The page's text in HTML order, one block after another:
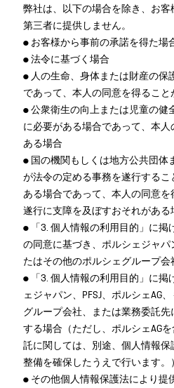
弊社は、以下の場合を除き、お
第三者に提供しません。
● お客様から事前の承諾を得た場
● 法令に基づく場合
● 人の生命、身体または財産の保
であって、本人の同意を得るこ
● 公衆衛生の向上または児童の健
に必要がある場合であって、本
ある場合
● 国の機関もしくは地方公共団体
が法令の定める事務を遂行する
ある場合であって、本人の同意
遂行に支障を及ぼすおそれがある
● 「3. 個人情報の利用目的」に
の同意に基づき、ポルシェジャパ
たはその他のポルシェグループ
● 「3. 個人情報の利用目的」に
ェジャパン、PFSJ、ポルシェAG
グループ会社、または業務委託
する場合（ただし、ポルシェAG
託に関しては、別途、個人情報
整備を確保したうえで行います。）
● その他個人情報保護法により提